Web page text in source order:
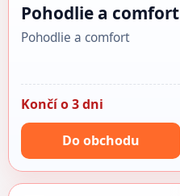
Pohodlie a comfort
Pohodlie a comfort
Končí o 3 dni
Do obchodu